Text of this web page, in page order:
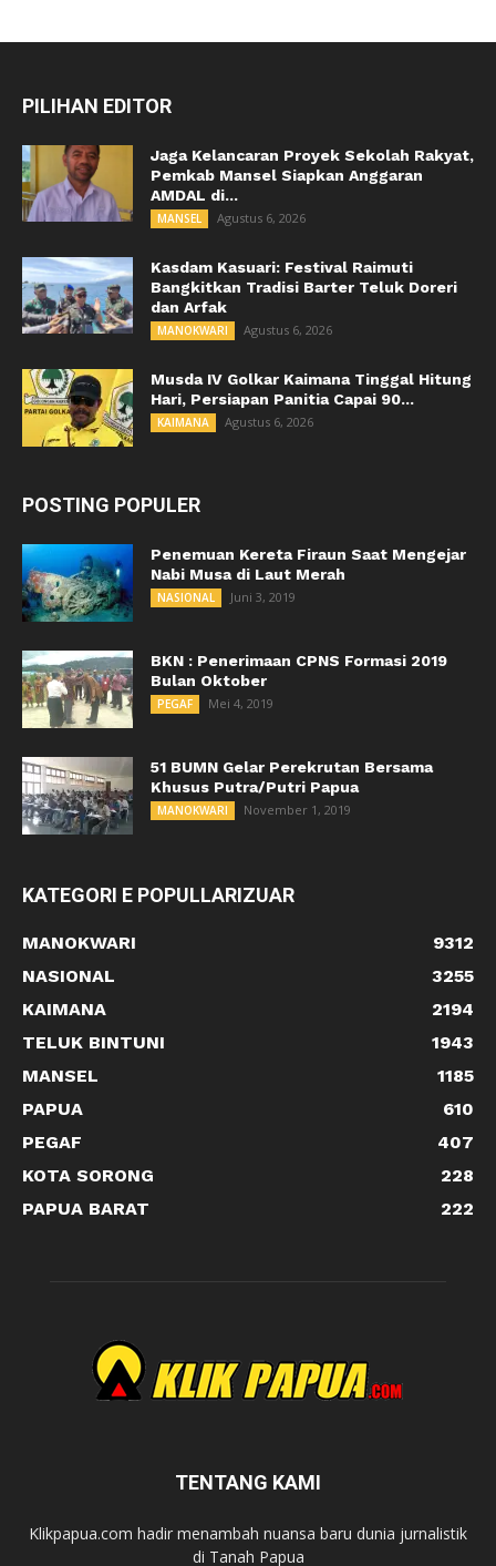
PILIHAN EDITOR
Jaga Kelancaran Proyek Sekolah Rakyat,
Pemkab Mansel Siapkan Anggaran
AMDAL di...
MANSEL Agustus 6, 2026
Kasdam Kasuari: Festival Raimuti
Bangkitkan Tradisi Barter Teluk Doreri
dan Arfak
MANOKWARI Agustus 6, 2026
Musda IV Golkar Kaimana Tinggal Hitung
Hari, Persiapan Panitia Capai 90...
KAIMANA Agustus 6, 2026
POSTING POPULER
Penemuan Kereta Firaun Saat Mengejar
Nabi Musa di Laut Merah
NASIONAL Juni 3, 2019
BKN : Penerimaan CPNS Formasi 2019
Bulan Oktober
PEGAF Mei 4, 2019
51 BUMN Gelar Perekrutan Bersama
Khusus Putra/Putri Papua
MANOKWARI November 1, 2019
KATEGORI E POPULLARIZUAR
MANOKWARI
9312
NASIONAL
3255
KAIMANA
2194
TELUK BINTUNI
1943
MANSEL
1185
PAPUA
610
PEGAF
407
KOTA SORONG
228
PAPUA BARAT
222
TENTANG KAMI
Klikpapua.com hadir menambah nuansa baru dunia jurnalistik
di Tanah Papua